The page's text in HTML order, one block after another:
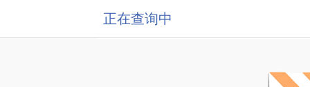
正在查询中